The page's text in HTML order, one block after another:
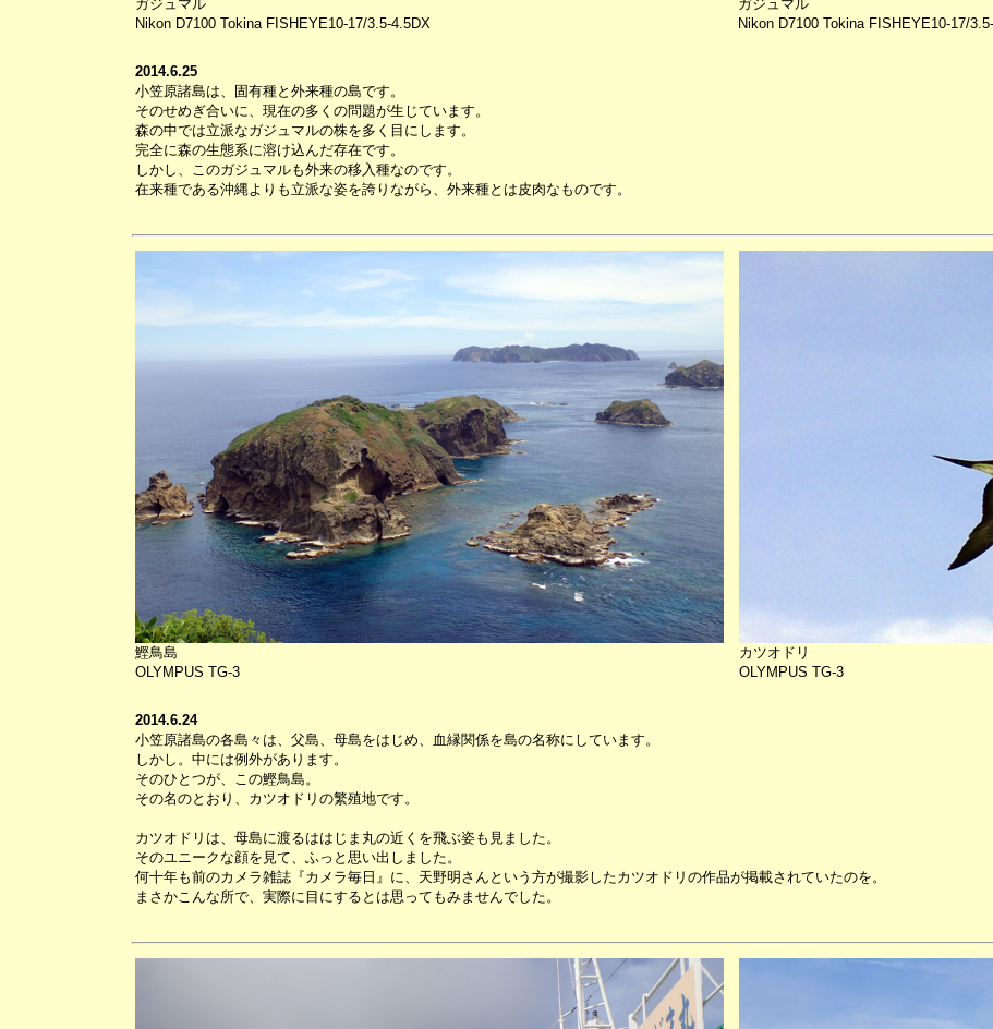
ガジュマル
Nikon D7100 Tokina FISHEYE10-17/3.5-4.5DX
ガジュマル
Nikon D7100 Tokina FISHEYE10-17/
2014.6.25
小笠原諸島は、固有種と外来種の島です。
そのせめぎ合いに、現在の多くの問題が生じています。
森の中では立派なガジュマルの株を多く目にします。
完全に森の生態系に溶け込んだ存在です。
しかし、このガジュマルも外来の移入種なのです。
在来種である沖縄よりも立派な姿を誇りながら、外来種とは皮肉なものです。
鰹鳥島
OLYMPUS TG-3
カツオドリ
OLYMPUS TG-3
2014.6.24
小笠原諸島の各島々は、父島、母島をはじめ、血縁関係を島の名称にしています。
しかし。中には例外があります。
そのひとつが、この鰹鳥島。
その名のとおり、カツオドリの繁殖地です。
カツオドリは、母島に渡るははじま丸の近くを飛ぶ姿も見ました。
そのユニークな顔を見て、ふっと思い出しました。
何十年も前のカメラ雑誌『カメラ毎日』に、天野明さんという方が撮影したカツオドリの作品が掲載されていたのを。
まさかこんな所で、実際に目にするとは思ってもみませんでした。